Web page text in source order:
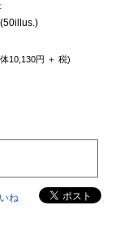
10,130円 ＋ 税)
ね